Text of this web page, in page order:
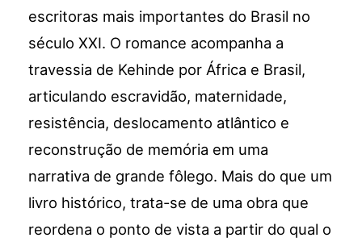
escritoras mais importantes do Brasil no
século XXI. O romance acompanha a
travessia de Kehinde por África e Brasil,
articulando escravidão, maternidade,
resistência, deslocamento atlântico e
reconstrução de memória em uma
narrativa de grande fôlego. Mais do que um
livro histórico, trata-se de uma obra que
reordena o ponto de vista a partir do qual o